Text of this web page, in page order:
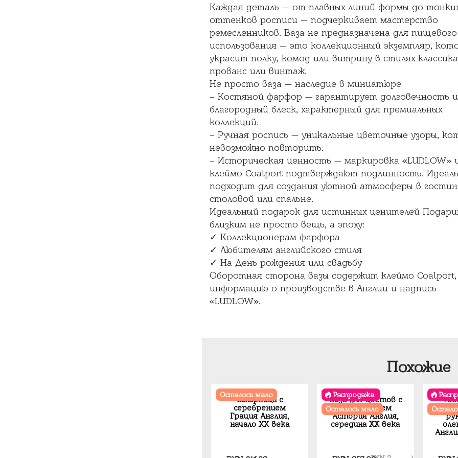
Каждая деталь — от плавных линий формы до
оттенков росписи — подчеркивает мастерство
ремесленников. Ваза не предназначена для пищевого
использования — это коллекционный экземпляр,
украсит полку, комод или витрину в стилях
прованс или винтаж.
Не просто ваза — наследие в миниатюре
– Костяной фарфор — гарантирует долговечность и
благородный блеск, характерный для премиальных
коллекций.
– Ручная роспись — уникальные цветочные узоры,
невозможно повторить.
– Историческая ценность — маркировка «LUDLOW»
клеймо Coalport подтверждают подлинность.
подходит для создания уютной атмосферы в
столовой или спальне.
Идеальный подарок для истинных ценителей
близким не просто вещь, а эпоху:
✓ Коллекционерам фарфора
✓ Любителям английского стиля
✓ На День рождения или свадьбу
Оборотная сторона вазы содержит клеймо Coalport,
информацию о производстве в Англии и надпись
«LUDLOW».
Похожие
Осталось мало
Сахарница с
серебрением
Грация Англия,
начало XX века
Распродажа
Осталось мало
Ваза для цветов с
серебрением
Астория Англия,
середина XX века